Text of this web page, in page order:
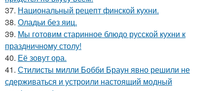
37. Национальный рецепт финской кухни.
38. Оладьи без яиц.
39. Мы готовим старинное блюдо русской кухни к
праздничному столу!
40. Её зовут ора.
41. Стилисты милли Бобби Браун явно решили не
сдерживаться и устроили настоящий модный